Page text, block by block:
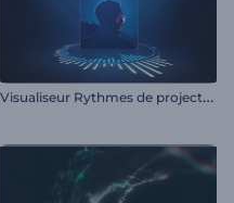
V
isualiseur Rythmes de projecteur